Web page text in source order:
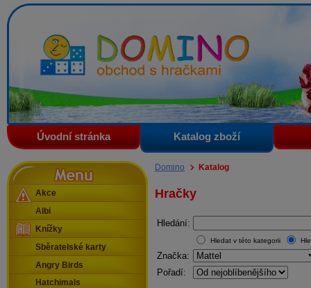
Domino - obchod s hračkami
Úvodní stránka Katalog zboží
Domino Katalog
Hračky
Hledání:
Hledat v této kategorii
Značka:
Pořadí:
Menu
Akce
Albi
Knížky
Sběratelské karty
Angry Birds
Hatchimals